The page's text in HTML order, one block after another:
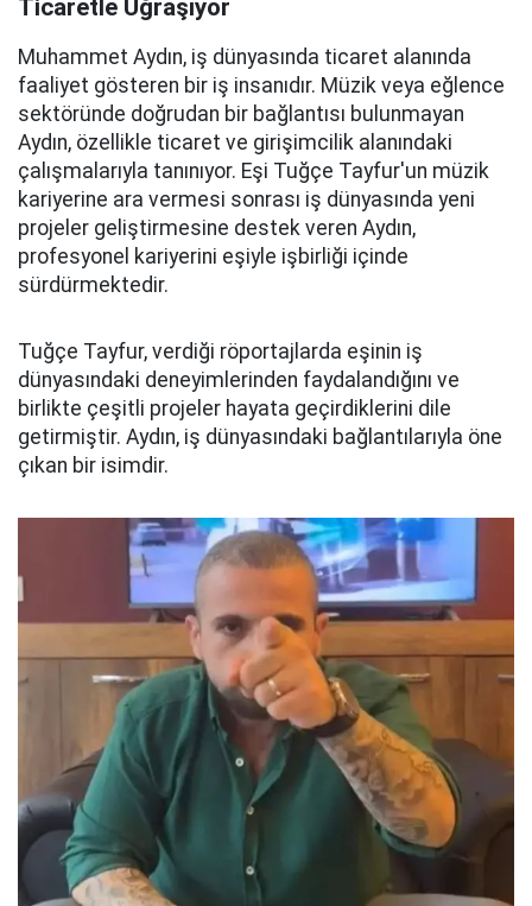
Ticaretle Uğraşıyor
Muhammet Aydın, iş dünyasında ticaret alanında
faaliyet gösteren bir iş insanıdır. Müzik veya eğlence
sektöründe doğrudan bir bağlantısı bulunmayan
Aydın, özellikle ticaret ve girişimcilik alanındaki
çalışmalarıyla tanınıyor. Eşi Tuğçe Tayfur'un müzik
kariyerine ara vermesi sonrası iş dünyasında yeni
projeler geliştirmesine destek veren Aydın,
profesyonel kariyerini eşiyle işbirliği içinde
sürdürmektedir.
Tuğçe Tayfur, verdiği röportajlarda eşinin iş
dünyasındaki deneyimlerinden faydalandığını ve
birlikte çeşitli projeler hayata geçirdiklerini dile
getirmiştir. Aydın, iş dünyasındaki bağlantılarıyla öne
çıkan bir isimdir.